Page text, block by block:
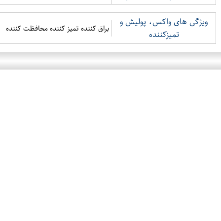
ویژگی های واکس، پولیش و
تمیزکننده
براق کننده تمیز کننده محافظت کننده